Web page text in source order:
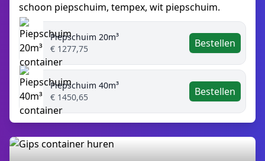
schoon piepschuim, tempex, wit piepschuim.
Piepschuim 20m³
€ 1277,75
Bestellen
Piepschuim 40m³
€ 1450,65
Bestellen